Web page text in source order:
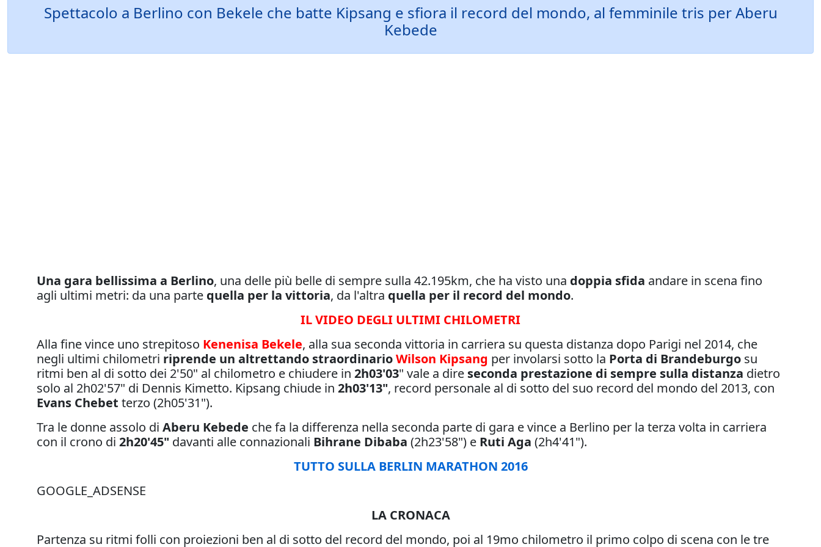
Spettacolo a Berlino con Bekele che batte Kipsang e sfiora il record del mondo, al femminile tris per Aberu
Kebede
Una gara bellissima a Berlino, una delle più belle di sempre sulla 42.195km, che ha visto una doppia sfida andare in scena fino
agli ultimi metri: da una parte quella per la vittoria, da l'altra quella per il record del mondo.
IL VIDEO DEGLI ULTIMI CHILOMETRI
Alla fine vince uno strepitoso Kenenisa Bekele, alla sua seconda vittoria in carriera su questa distanza dopo Parigi nel 2014, che
negli ultimi chilometri riprende un altrettando straordinarioWilson Kipsang per involarsi sotto la Porta di Brandeburgo su
ritmi ben al di sotto dei 2'50" al chilometro e chiudere in 2h03'03" vale a dire seconda prestazione di sempre sulla distanza dietro
solo al 2h02'57" di Dennis Kimetto. Kipsang chiude in 2h03'13", record personale al di sotto del suo record del mondo del 2013, con
Evans Chebet terzo (2h05'31").
Tra le donne assolo di Aberu Kebede che fa la differenza nella seconda parte di gara e vince a Berlino per la terza volta in carriera
con il crono di 2h20'45" davanti alle connazionali Bihrane Dibaba (2h23'58") e Ruti Aga (2h4'41").
TUTTO SULLA BERLIN MARATHON 2016
GOOGLE_ADSENSE
LA CRONACA
Partenza su ritmi folli con proiezioni ben al di sotto del record del mondo, poi al 19mo chilometro il primo colpo di scena con le tre